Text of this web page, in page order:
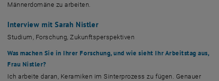
Männerdomäne zu arbeiten.
Interview mit Sarah Nistler
Studium, Forschung, Zukunftsperspektiven
Was machen Sie in Ihrer Forschung, und wie sieht Ihr Arbeitstag aus,
Frau Nistler?
Ich arbeite daran, Keramiken im Sinterprozess zu fügen. Genauer